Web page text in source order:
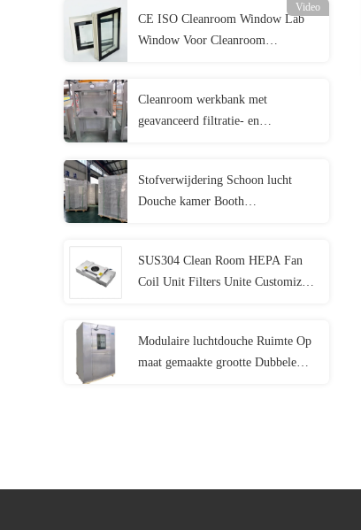
Video
CE ISO Cleanroom Window Lab
Window Voor Cleanroom
Cleanroom werkbank met
geavanceerd filtratie- en
voedselverwerking
Stofverwijdering Schoon lucht
Douche kamer Booth
SUS304 Clean Room HEPA Fan
Coil Unit Filters Unite Customized
Modulaire luchtdouche Ruimte Op
maat gemaakte grootte Dubbele